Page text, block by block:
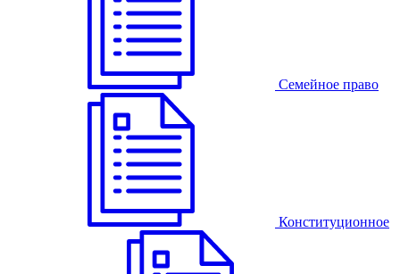
Семейное право
Конституционное